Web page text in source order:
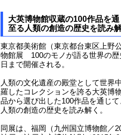
大英博物館収蔵の100作品を
至る人類の創造の歴史を読み
東京都美術館（東京都台東区上野
物館展 100のモノが語る世界の歴
日まで開催される。
人類の文化遺産の殿堂として世界
羅したコレクションを誇る大英博
品から選び出した100作品を通じ
人類の創造の歴史を読み解く。
同展は、福岡（九州国立博物館／